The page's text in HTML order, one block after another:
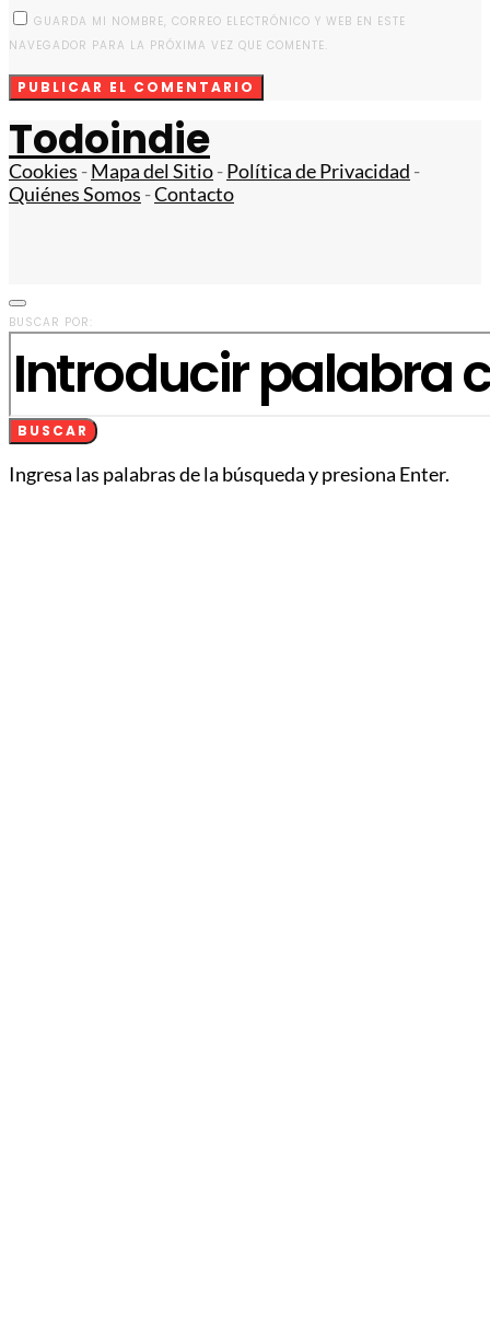
GUARDA MI NOMBRE, CORREO ELECTRÓNICO Y WEB EN ESTE
NAVEGADOR PARA LA PRÓXIMA VEZ QUE COMENTE.
Todoindie
Cookies -Mapa del Sitio-Política de Privacidad -
Quiénes Somos -Contacto
BUSCAR POR:
BUSCAR
Ingresa las palabras de la búsqueda y presiona Enter.